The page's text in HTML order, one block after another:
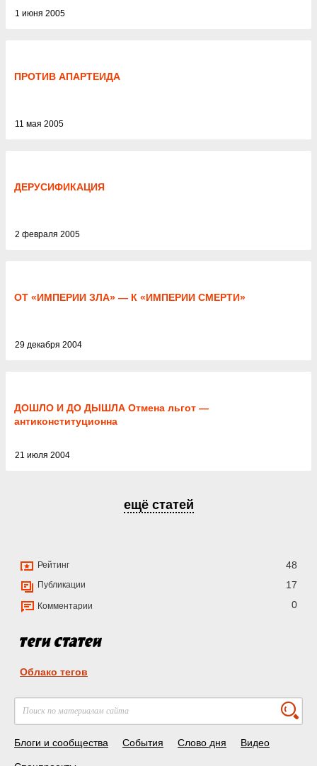
1 июня 2005
ПРОТИВ АПАРТЕИДА
11 мая 2005
ДЕРУСИФИКАЦИЯ
2 февраля 2005
ОТ «ИМПЕРИИ ЗЛА» — К «ИМПЕРИИ СМЕРТИ»
29 декабря 2004
ДОШЛО И ДО ДЫШЛА Отмена льгот —
антиконституционна
21 июля 2004
ещё статей
Рейтинг 48
Публикации 17
Комментарии 0
Облако тегов
Блоги и сообщества События Слово дня Видео